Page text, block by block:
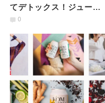
てデトックス！ジュース
クレンズ『New Moon
0